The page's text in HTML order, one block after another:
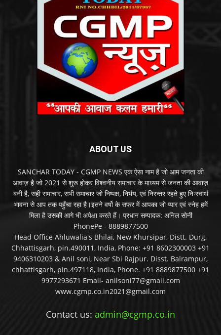
ABOUT US
SANCHAR TODAY - CGMP NEWS एक ऐसा नाम है जो आम जनता की
आवाज़ है जो 2021 से शुरू होकर विश्वनीय समाचार के माध्यम से जनता की आवाज़
बनी है, सही समाचार, सभी समाचार जो निष्पक्ष, निर्भय, एवं निरन्तर रहते हुए निःस्वार्थ
भावना से आप तक पहुँचा रहा है।इतने वर्षो के सफर में आपका जो प्यार एवं स्नेह हमें
मिला है उसकी आगे भी अपेक्षा करते हैं। प्रधान सम्पादक: अनिल सोनी
PhonePe - 8889877500
Head Office Ahluwalia's Bhilai, New Khursipar, Distt. Durg,
Chhattisgarh, pin.490011, India, Phone: +91 8602300003 +91
9406310203 & Anil soni, Near Sbi Rajpur. Disst. Balrampur,
chhattisgarh, pin.497118, India, Phone. +91 8889877500 +91
9977293671 Email- anilsoni77@gmail.com
www.cgmp.co.in2021@gmail.com
Contact us: admin@cgmp.co.in